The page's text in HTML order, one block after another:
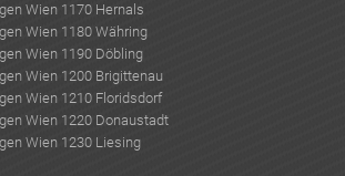
Wien 1170 Hernals
Wien 1180 Währing
Wien 1190 Döbling
Wien 1200 Brigittenau
Wien 1210 Floridsdorf
Wien 1220 Donaustadt
Wien 1230 Liesing